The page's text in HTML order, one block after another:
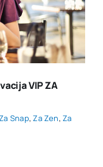
VIP ZA
Snap,Za Zen,Za